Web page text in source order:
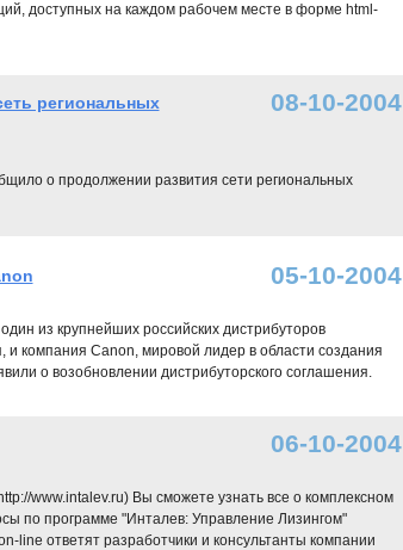
доступных на каждом рабочем месте в форме html-
региональных
08-10-2004
о продолжении развития сети региональных
05-10-2004
из крупнейших российских дистрибуторов
компания Canon, мировой лидер в области создания
о возобновлении дистрибуторского соглашения.
06-10-2004
www.intalev.ru) Вы сможете узнать все о комплексном
по программе "Инталев: Управление Лизингом"
line ответят разработчики и консультанты компании